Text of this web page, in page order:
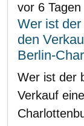
vor 6 Tagen
Wer ist
den
Berlin-
Wer ist der
Verkauf